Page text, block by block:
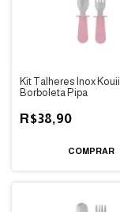
Kit Talheres Inox Kouii
Borboleta Pipa
R$38,90